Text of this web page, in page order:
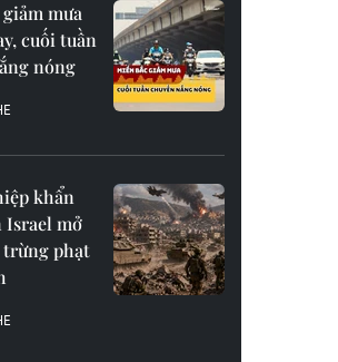
mưa
cuối tuần
nóng
khẩn
Israel mở
phạt